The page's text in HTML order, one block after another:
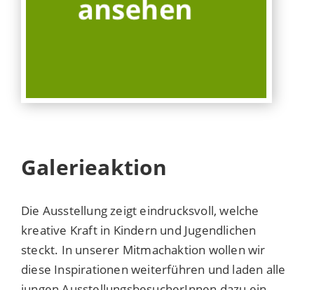
Galerieaktion
Die Ausstellung zeigt eindrucksvoll, welche
kreative Kraft in Kindern und Jugendlichen
steckt. In unserer Mitmachaktion wollen wir
diese Inspirationen weiterführen und laden alle